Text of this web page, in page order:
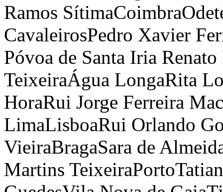
Ramos SítimaCoimbra
CavaleirosPedro Xavier
Póvoa de Santa Iria
TeixeiraÁgua LongaRita
HoraRui Jorge Ferreira
LimaLisboaRui Orlando
VieiraBragaSara de
Martins TeixeiraPorto